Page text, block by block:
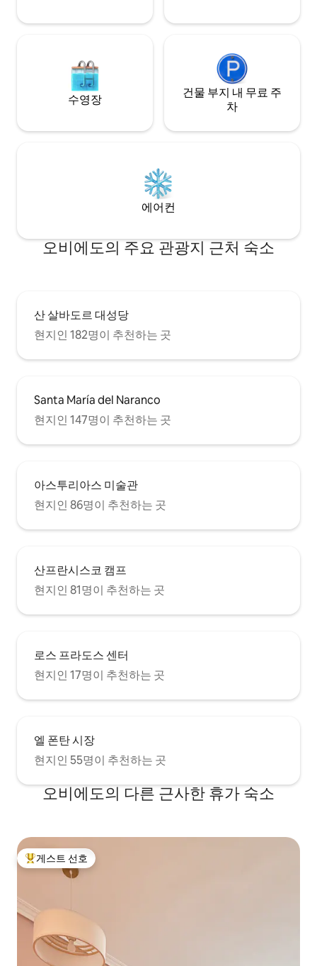
walk from the apartment. One of the
bedrooms contains a large queen-sized
morning sun really streams into this
bedroom and it's lovely to wake up to,
but there are also inbuilt roller blinds on
the outside of the window which keep
the room perfectly dark until you're
ready to get woken by that sun! The
together to make a queen bed, and also
has roller blinds on the windows. Both
bedrooms contain large wardrobes and
with the view out onto the green park
you almost feel like you're out in the
country, belying the fact that just across
restaurants to get a good nights sleep!
The open plan kitchen and lounge area
opens up onto the cute and comfortable
terrace area - there's seating for up to 4
people both out on the terrace as well as
access to internet; Netflix, youtube. If
you have your own Netflix account you
welcome to use ours. For winter guests
thermostat inside the apartment so
guests can control the desired
temperature easily. There is a washing
machine in the bathroom, and there's a
We also have drying racks which can be
put up inside the apartment to dry
laundry inside if necessary. The kitchen
is another room where the morning sun
just streams in; it is fully equipped and
Check-in between 4pm* - 10pm AT THE
LATEST. (*however you can still drop off
arrive between 12-4pm). Please let us
possible. We are very responsable hosts
and if you tell us a time we will be at
home waiting - inacurrate arrival
estimates can sometimes mess up an
entire afternoon for us so we appreciate
DON'T ACCEPT ARRIVALS AFTER 10pm,
however if something UNFORSEEN
happens on the day to make you late,
late arrivals after 10pm incur a €30 fee.
수영장
건물 부지 내 무료 주
차
에어컨
오비에도의 주요 관광지 근처 숙소
산 살바도르 대성당
현지인 182명이 추천하는 곳
Santa María del Naranco
현지인 147명이 추천하는 곳
아스투리아스 미술관
현지인 86명이 추천하는 곳
산프란시스코 캠프
현지인 81명이 추천하는 곳
로스 프라도스 센터
현지인 17명이 추천하는 곳
엘 폰탄 시장
현지인 55명이 추천하는 곳
오비에도의 다른 근사한 휴가 숙소
상위 게스트 선호
게스트 선호